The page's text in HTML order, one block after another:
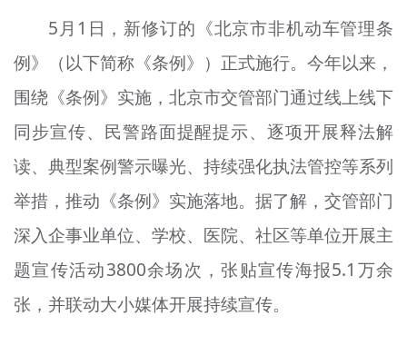
专题
资料库
+
5月1日，新修订的《北京市非机动车管理条
例》（以下简称《条例》）正式施行。今年以来，
围绕《条例》实施，北京市交管部门通过线上线下
同步宣传、民警路面提醒提示、逐项开展释法解
读、典型案例警示曝光、持续强化执法管控等系列
举措，推动《条例》实施落地。据了解，交管部门
深入企事业单位、学校、医院、社区等单位开展主
题宣传活动3800余场次，张贴宣传海报5.1万余
张，并联动大小媒体开展持续宣传。